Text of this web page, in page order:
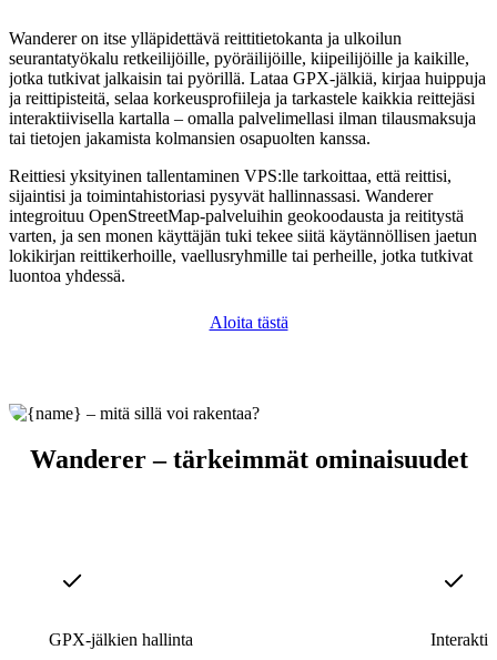
Wanderer on itse ylläpidettävä reittitietokanta ja ulkoilun
seurantatyökalu retkeilijöille, pyöräilijöille, kiipeilijöille ja kaikille,
jotka tutkivat jalkaisin tai pyörillä. Lataa GPX-jälkiä, kirjaa huippuja
ja reittipisteitä, selaa korkeusprofiileja ja tarkastele kaikkia reittejäsi
interaktiivisella kartalla – omalla palvelimellasi ilman tilausmaksuja
tai tietojen jakamista kolmansien osapuolten kanssa.
Reittiesi yksityinen tallentaminen VPS:lle tarkoittaa, että reittisi,
sijaintisi ja toimintahistoriasi pysyvät hallinnassasi. Wanderer
integroituu OpenStreetMap-palveluihin geokoodausta ja reititystä
varten, ja sen monen käyttäjän tuki tekee siitä käytännöllisen jaetun
lokikirjan reittikerhoille, vaellusryhmille tai perheille, jotka tutkivat
luontoa yhdessä.
Aloita tästä
Wanderer – tärkeimmät ominaisuudet
GPX-jälkien hallinta